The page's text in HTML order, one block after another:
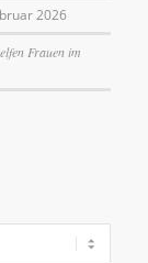
2026
Frauen im